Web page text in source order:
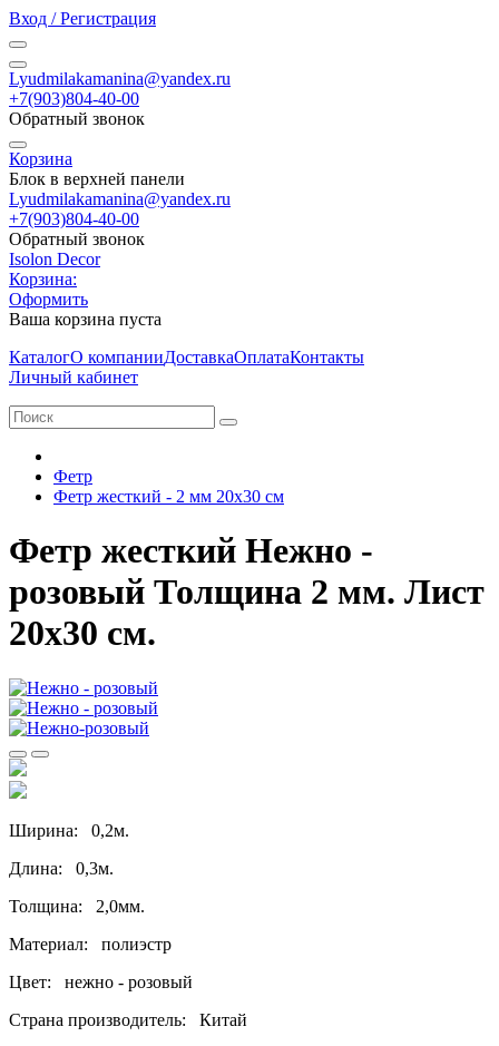
Вход / Регистрация
Lyudmilakamanina@yandex.ru
+7(903)804-40-00
Обратный звонок
Корзина
Блок в верхней панели
Lyudmilakamanina@yandex.ru
+7(903)804-40-00
Обратный звонок
Isolon Decor
Корзина:
Оформить
Ваша корзина пуста
КаталогО компанииДоставкаОплатаКонтакты
Личный кабинет
Фетр
Фетр жесткий - 2 мм 20х30 см
Фетр жесткий Нежно -
розовый Толщина 2 мм. Лист
20х30 см.
Ширина: 0,2м.
Длина: 0,3м.
Толщина: 2,0мм.
Материал: полиэстр
Цвет: нежно - розовый
Страна производитель: Китай